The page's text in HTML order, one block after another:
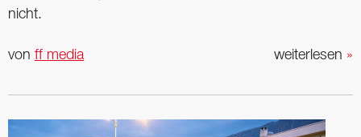
nicht.
weiterlesen »
von ff media